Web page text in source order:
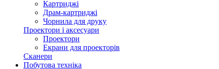
Картриджі
Драм-картриджі
Чорнила для друку
Проектори і аксесуари
Проектори
Екрани для проекторів
Сканери
Побутова техніка